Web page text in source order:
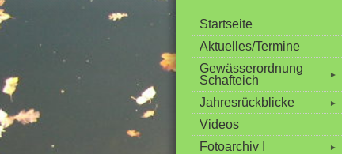
Startseite
Aktuelles/Termine
Gewässerordnung
Schafteich
►
Jahresrückblicke ►
Videos
Fotoarchiv I
►